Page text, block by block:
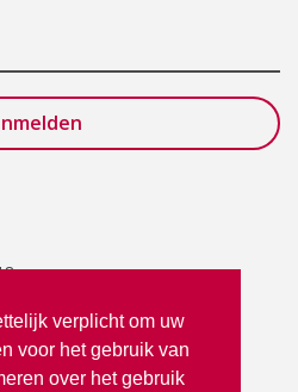
verplicht om uw
voor het gebruik van
over het gebruik